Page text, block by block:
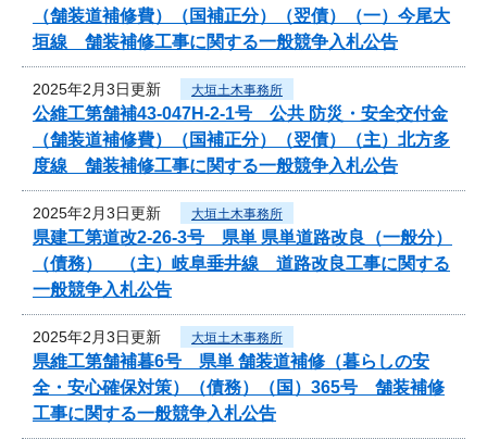
（舗装道補修費）（国補正分）（翌債）（一）今尾大
垣線 舗装補修工事に関する一般競争入札公告
2025年2月3日更新 大垣土木事務所
公維工第舗補43-047H-2-1号 公共 防災・安全交付金
（舗装道補修費）（国補正分）（翌債）（主）北方多
度線 舗装補修工事に関する一般競争入札公告
2025年2月3日更新 大垣土木事務所
県建工第道改2-26-3号 県単 県単道路改良（一般分）
（債務） （主）岐阜垂井線 道路改良工事に関する
一般競争入札公告
2025年2月3日更新 大垣土木事務所
県維工第舗補暮6号 県単 舗装道補修（暮らしの安
全・安心確保対策）（債務）（国）365号 舗装補修
工事に関する一般競争入札公告